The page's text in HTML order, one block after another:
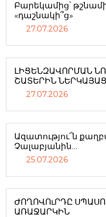
Բարեկամից՝
«դաշնակի՞ց»
27.07.2026
ԼԻՑԵՆԶԱՎՈՐՄԱՆ
ՇԱՏԵՐԻՆ
27.07.2026
Ազատությու՜ն
Չալաբյանին…
25.07.2026
ԺՈՂՈՎՈւՐԴԸ
ԱՌԱՋԱՐԿԻՆ